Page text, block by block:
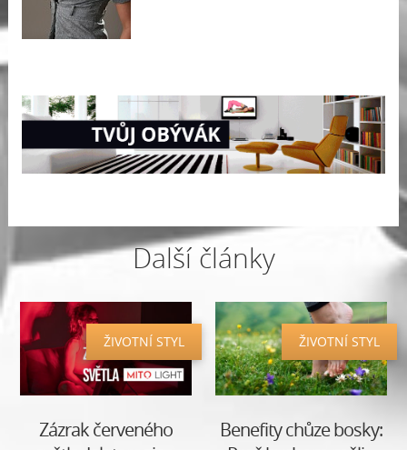
Další články
ŽIVOTNÍ STYL
Zázrak červeného
ŽIVOTNÍ STYL
Benefity chůze bosky: